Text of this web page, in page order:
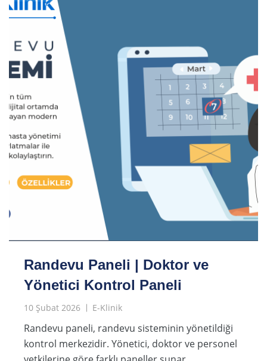
Randevu Paneli | Doktor ve
Yönetici Kontrol Paneli
10 Şubat 2026 E-Klinik
Randevu paneli, randevu sisteminin yönetildiği
kontrol merkezidir. Yönetici, doktor ve personel